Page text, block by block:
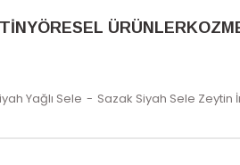
YÖRESEL ÜRÜNLER
Yağlı Sele Sazak Siyah Sele Zeytin